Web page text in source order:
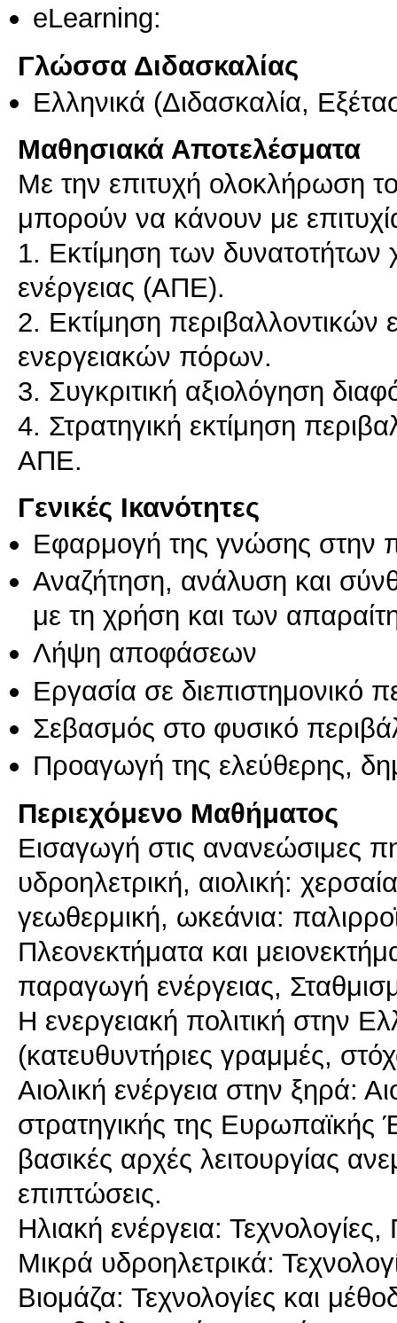
eLearning:
Γλώσσα Διδασκαλίας
Ελληνικά (Διδασκαλία,
Μαθησιακά Αποτελέσματα
Με την επιτυχή ολοκλήρωση
μπορούν να κάνουν με
1. Εκτίμηση των
ενέργειας (ΑΠΕ).
2. Εκτίμηση
ενεργειακών πόρων.
3. Συγκριτική αξιολόγηση
4. Στρατηγική εκτίμηση
ΑΠΕ.
Γενικές Ικανότητες
Εφαρμογή της γνώσης στην
Αναζήτηση, ανάλυση και
με τη χρήση και των
Λήψη αποφάσεων
Εργασία σε διεπιστημονικό
Σεβασμός στο φυσικό
Προαγωγή της ελεύθερης,
Περιεχόμενο Μαθήματος
Εισαγωγή στις ανανεώσιμες
υδροηλετρική, αιολική:
γεωθερμική, ωκεάνια:
Πλεονεκτήματα και
παραγωγή ενέργειας,
Η ενεργειακή πολιτική στην
(κατευθυντήριες γραμμές,
Αιολική ενέργεια στην ξηρά:
στρατηγικής της Ευρωπαϊκής
βασικές αρχές λειτουργίας
επιπτώσεις.
Ηλιακή ενέργεια:
Μικρά υδροηλετρικά:
Βιομάζα: Τεχνολογίες και